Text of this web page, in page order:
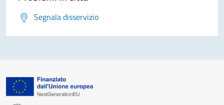
Segnala disservizio